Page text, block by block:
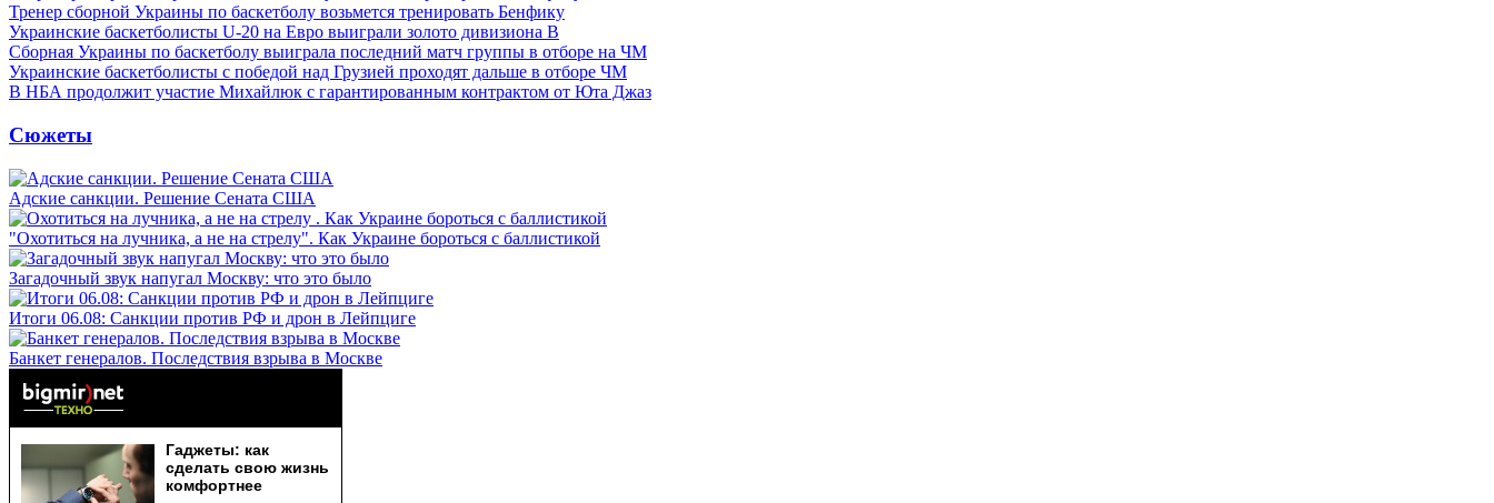
Тренер сборной Украины по баскетболу возьмется тренировать Бенфику
Украинские баскетболисты U-20 на Евро выиграли золото дивизиона В
Сборная Украины по баскетболу выиграла последний матч группы в отборе на ЧМ
Украинские баскетболисты с победой над Грузией проходят дальше в отборе ЧМ
В НБА продолжит участие Михайлюк с гарантированным контрактом от Юта Джаз
Сюжеты
Адские санкции. Решение Сената США
"Охотиться на лучника, а не на стрелу". Как Украине бороться с баллистикой
Загадочный звук напугал Москву: что это было
Итоги 06.08: Санкции против РФ и дрон в Лейпциге
Банкет генералов. Последствия взрыва в Москве